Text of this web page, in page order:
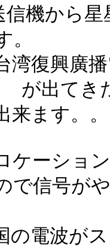
機から
湾復興廣
が出てき
来ます。。
ケーショ
で信号が
の電波が